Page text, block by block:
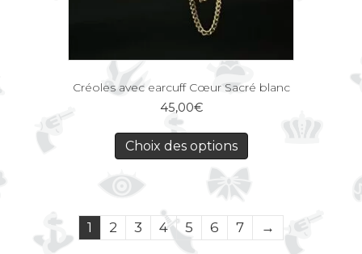
Créoles avec earcuff Cœur Sacré blanc
45,00€
Choix des options
1 2 3 4 5 6 7 →